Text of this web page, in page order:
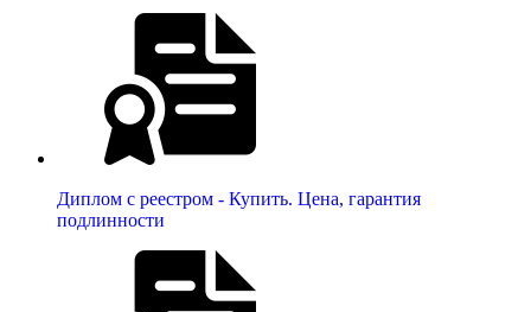
Диплом с реестром - Купить. Цена, гарантия
подлинности